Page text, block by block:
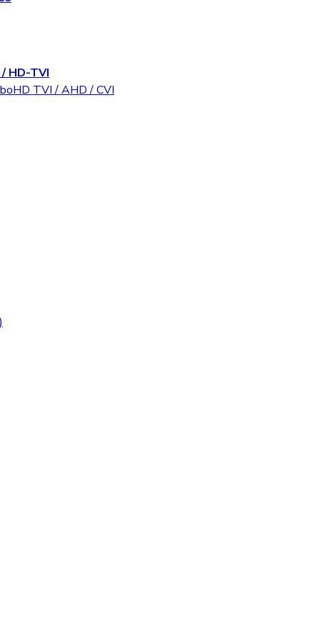
HD-TVI
TVI / AHD / CVI